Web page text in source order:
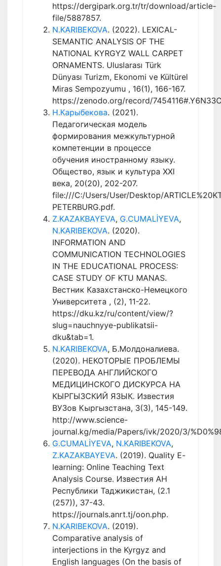
https://dergipark.org.tr/tr/download/article-
file/5887857.
N.KARIBEKOVA. (2022). LEXICAL-
SEMANTIC ANALYSIS OF THE
NATIONAL KYRGYZ WALL CARPET
ORNAMENTS. Uluslarası Türk
Dünyası Turizm, Ekonomi ve Kültürel
Miras Sempozyumu , 16(1), 166-167.
https://zenodo.org/record/
Н.Карыбекова. (2021).
Педагогическая модель
формирования межкультурной
компетенции в процессе
обучения иностранному языку.
Общество, язык и культура XXI
века, 20(20), 202-207.
file:///C:/Users/User/Desktop/
PETERBURG.pdf.
Z.KAZAKBAYEVA, G.CUMALİYEVA,
N.KARIBEKOVA. (2020).
INFORMATION AND
COMMUNICATION TECHNOLOGIES
IN THE EDUCATIONAL PROCESS:
CASE STUDY OF KTU MANAS.
Вестник Казахстанско-Немецкого
Университета , (2), 11-22.
https://dku.kz/ru/content/view/?
slug=nauchnyye-publikatsii-
dku&tab=1.
N.KARIBEKOVA, Б.Молдоналиева.
(2020). НЕКОТОРЫЕ ПРОБЛЕМЫ
ПЕРЕВОДА АНГЛИЙСКОГО
МЕДИЦИНСКОГО ДИСКУРСА НА
КЫРГЫЗСКИЙ ЯЗЫК. Известия
ВУЗов Кыргызстана, 3(3), 145-149.
http://www.science-
journal.kg/media/Papers/ivk/2020/3/
G.CUMALİYEVA, N.KARIBEKOVA,
Z.KAZAKBAYEVA. (2019). Quality E-
learning: Online Teaching Text
Analysis Course. Известия АН
Республики Таджикистан, (2.1
(257)), 37-43.
https://journals.anrt.tj/oon.php.
N.KARIBEKOVA. (2019).
Comparative analysis of
interjections in the Kyrgyz and
English languages (On the basis of